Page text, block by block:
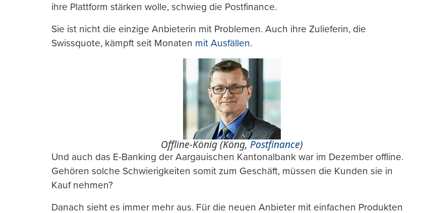
ihre Plattform stärken wolle, schwieg die Postfinance.
Sie ist nicht die einzige Anbieterin mit Problemen. Auch ihre Zulieferin, die
Swissquote, kämpft seit Monaten mit Ausfällen.
Offline-König (Köng, Postfinance)
Und auch das E-Banking der Aargauischen Kantonalbank war im Dezember offline.
Gehören solche Schwierigkeiten somit zum Geschäft, müssen die Kunden sie in
Kauf nehmen?
Danach sieht es immer mehr aus. Für die neuen Anbieter mit einfachen Produkten